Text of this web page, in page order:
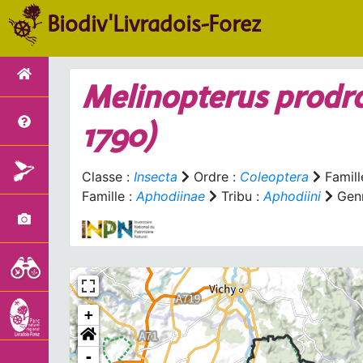
Biodiv'Livradois-Forez
Melinopterus
1790)
Classe : Insecta Ordre : Coleoptera
Famille :Aphodiinae Tribu :Aphodiini
+
-